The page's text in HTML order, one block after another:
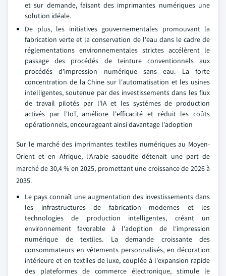
et sur demande, faisant des imprimantes numériques une
solution idéale.
De plus, les initiatives gouvernementales promouvant la
fabrication verte et la conservation de l'eau dans le cadre de
réglementations environnementales strictes accélèrent le
passage des procédés de teinture conventionnels aux
procédés d'impression numérique sans eau. La forte
concentration de la Chine sur l'automatisation et les usines
intelligentes, soutenue par des investissements dans les flux
de travail pilotés par l'IA et les systèmes de production
activés par l'IoT, améliore l'efficacité et réduit les coûts
opérationnels, encourageant ainsi davantage l'adoption
Sur le marché des imprimantes textiles numériques au Moyen-
Orient et en Afrique, l'Arabie saoudite détenait une part de
marché de 30,4 % en 2025, promettant une croissance de 2026 à
2035.
Le pays connaît une augmentation des investissements dans
les infrastructures de fabrication modernes et les
technologies de production intelligentes, créant un
environnement favorable à l'adoption de l'impression
numérique de textiles. La demande croissante des
consommateurs en vêtements personnalisés, en décoration
intérieure et en textiles de luxe, couplée à l'expansion rapide
des plateformes de commerce électronique, stimule le